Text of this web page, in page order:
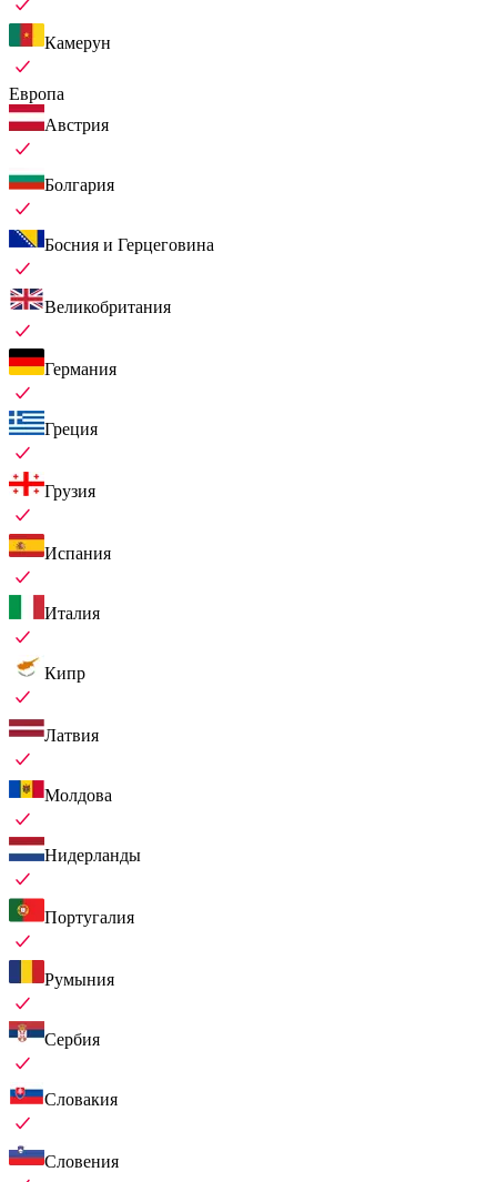
Камерун
Европа
Австрия
Болгария
Босния и Герцеговина
Великобритания
Германия
Греция
Грузия
Испания
Италия
Кипр
Латвия
Молдова
Нидерланды
Португалия
Румыния
Сербия
Словакия
Словения